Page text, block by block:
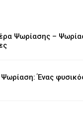
Ψωρίασης –
Ψωρίαση: Ένας